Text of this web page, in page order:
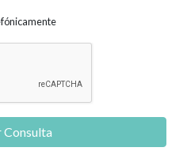
Consulta